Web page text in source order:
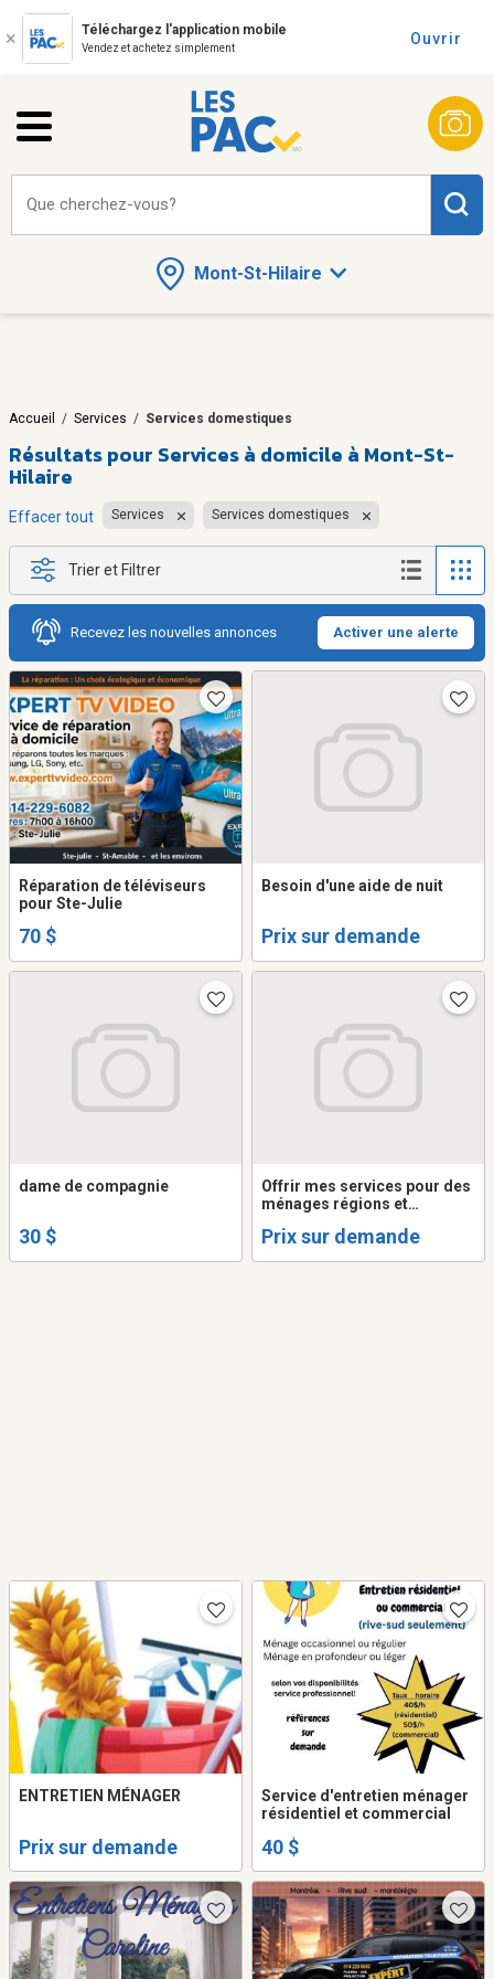
Téléchargez l'application mobile
Vendez et achetez simplement
Ouvrir
Mont-St-Hilaire
Que cherchez-vous?
Accueil / Services / Services domestiques
Résultats pour Services à domicile à Mont-St-
Hilaire
Effacer tout Services Services domestiques
Trier et Filtrer
Recevez les nouvelles annonces Activer une alerte
Réparation de téléviseurs
pour Ste-Julie
70 $
Besoin d'une aide de nuit
Prix sur demande
dame de compagnie
30 $
Offrir mes services pour des
ménages régions et
Prix sur demande
ENTRETIEN MÉNAGER
Prix sur demande
Service d'entretien ménager
résidentiel et commercial
40 $